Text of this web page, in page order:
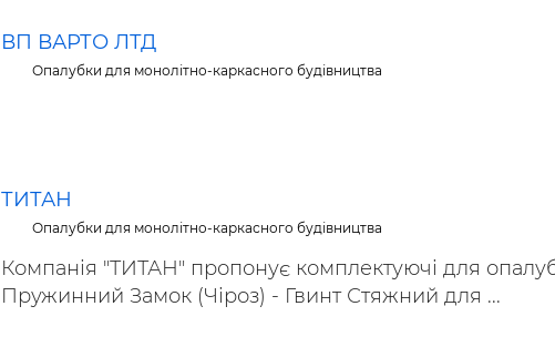
ВП ВАРТО ЛТД
Опалубки для монолітно-каркасного будівництва
ТИТАН
Опалубки для монолітно-каркасного будівництва
Компанія "ТИТАН" пропонує комплектуючі для
Пружинний Замок (Чіроз) - Гвинт Стяжний для ...